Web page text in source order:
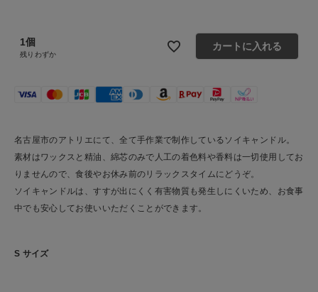
お問い合わせ
ショップリスト
1個
残りわずか
カートに入れる
名古屋市のアトリエにて、全て手作業で制作しているソイキャンドル。
素材はワックスと精油、綿芯のみで人工の着色料や香料は一切使用してお
りませんので、食後やお休み前のリラックスタイムにどうぞ。
ソイキャンドルは、すすが出にくく有害物質も発生しにくいため、お食事
中でも安心してお使いいただくことができます。
S サイズ